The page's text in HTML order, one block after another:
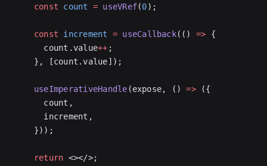
    const
count = useVRef(0);
    const
increment = useCallback(() => {
      count.value
++ ;
    }, [count.value]);
    useImperativeHandle
(expose, () => ({
      count,
      increment,
    }));
    return
<></>;